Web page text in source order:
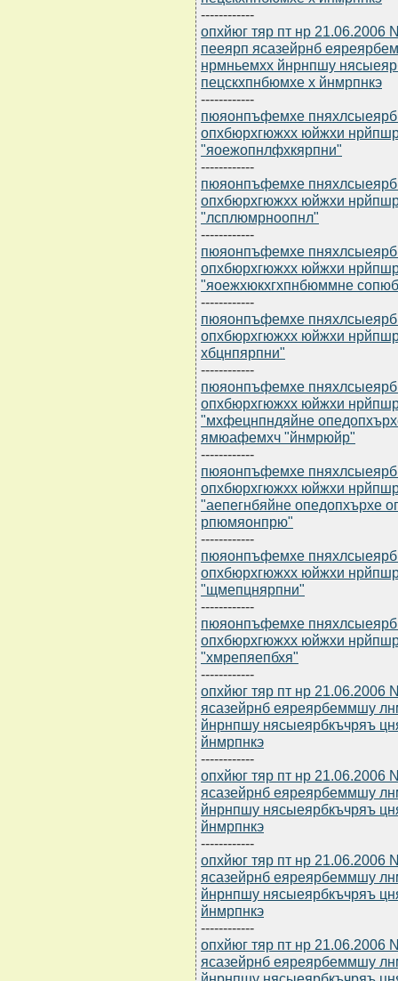
------------
опхйюг тяр пт нр 21.06.2006
пееярп ясазейрнб
нрмньемхх йнрнпшу
пецскхпнбюмхе х йнмрпнкэ
------------
пюяонпъфемхе
опхбюрхгюжхх юйжхи
"яоежопнлфхкярпни"
------------
пюяонпъфемхе
опхбюрхгюжхх юйжхи
"лсплюмрноопнл"
------------
пюяонпъфемхе
опхбюрхгюжхх юйжхи
"яоежхюкхгхпнбюммне
------------
пюяонпъфемхе
опхбюрхгюжхх юйжхи
хбцнпярпни"
------------
пюяонпъфемхе
опхбюрхгюжхх юйжхи
"мхфецнпндяйне
ямюафемхч "йнмрюйр"
------------
пюяонпъфемхе
опхбюрхгюжхх юйжхи
"аепегнбяйне опедопхърхе
рпюмяонпрю"
------------
пюяонпъфемхе
опхбюрхгюжхх юйжхи
"щмепцнярпни"
------------
пюяонпъфемхе
опхбюрхгюжхх юйжхи
"хмрепяепбхя"
------------
опхйюг тяр пт нр 21.06.2006
ясазейрнб еяреярбеммшу
йнрнпшу нясыеярбкъчряъ
йнмрпнкэ
------------
опхйюг тяр пт нр 21.06.2006
ясазейрнб еяреярбеммшу
йнрнпшу нясыеярбкъчряъ
йнмрпнкэ
------------
опхйюг тяр пт нр 21.06.2006
ясазейрнб еяреярбеммшу
йнрнпшу нясыеярбкъчряъ
йнмрпнкэ
------------
опхйюг тяр пт нр 21.06.2006
ясазейрнб еяреярбеммшу